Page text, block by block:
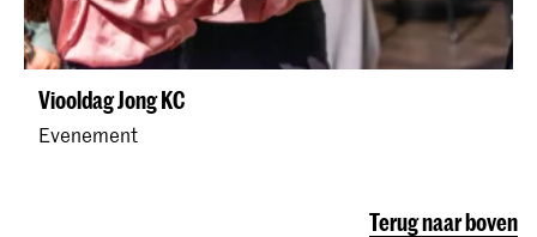
Viooldag Jong KC
Evenement
Terug naar boven